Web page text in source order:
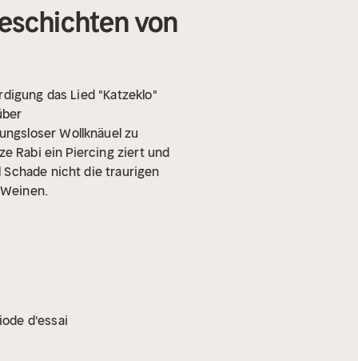
von
das Lied "Katzeklo"
Wollknäuel zu
Rabi ein Piercing ziert und
nicht die traurigen
d'essai